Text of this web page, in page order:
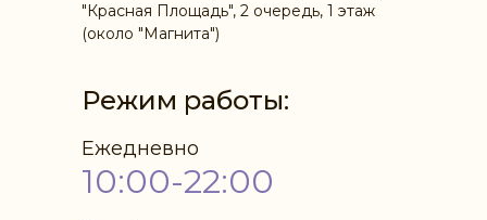
"Красная Площадь", 2 очередь, 1 этаж
(около "Магнита")
Режим работы:
Ежедневно
10:00-22:00